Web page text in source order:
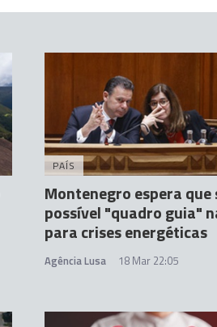
PAÍS
Montenegro espera que
possível "quadro guia"
para crises energéticas
Agência Lusa 18 Mar 22:05